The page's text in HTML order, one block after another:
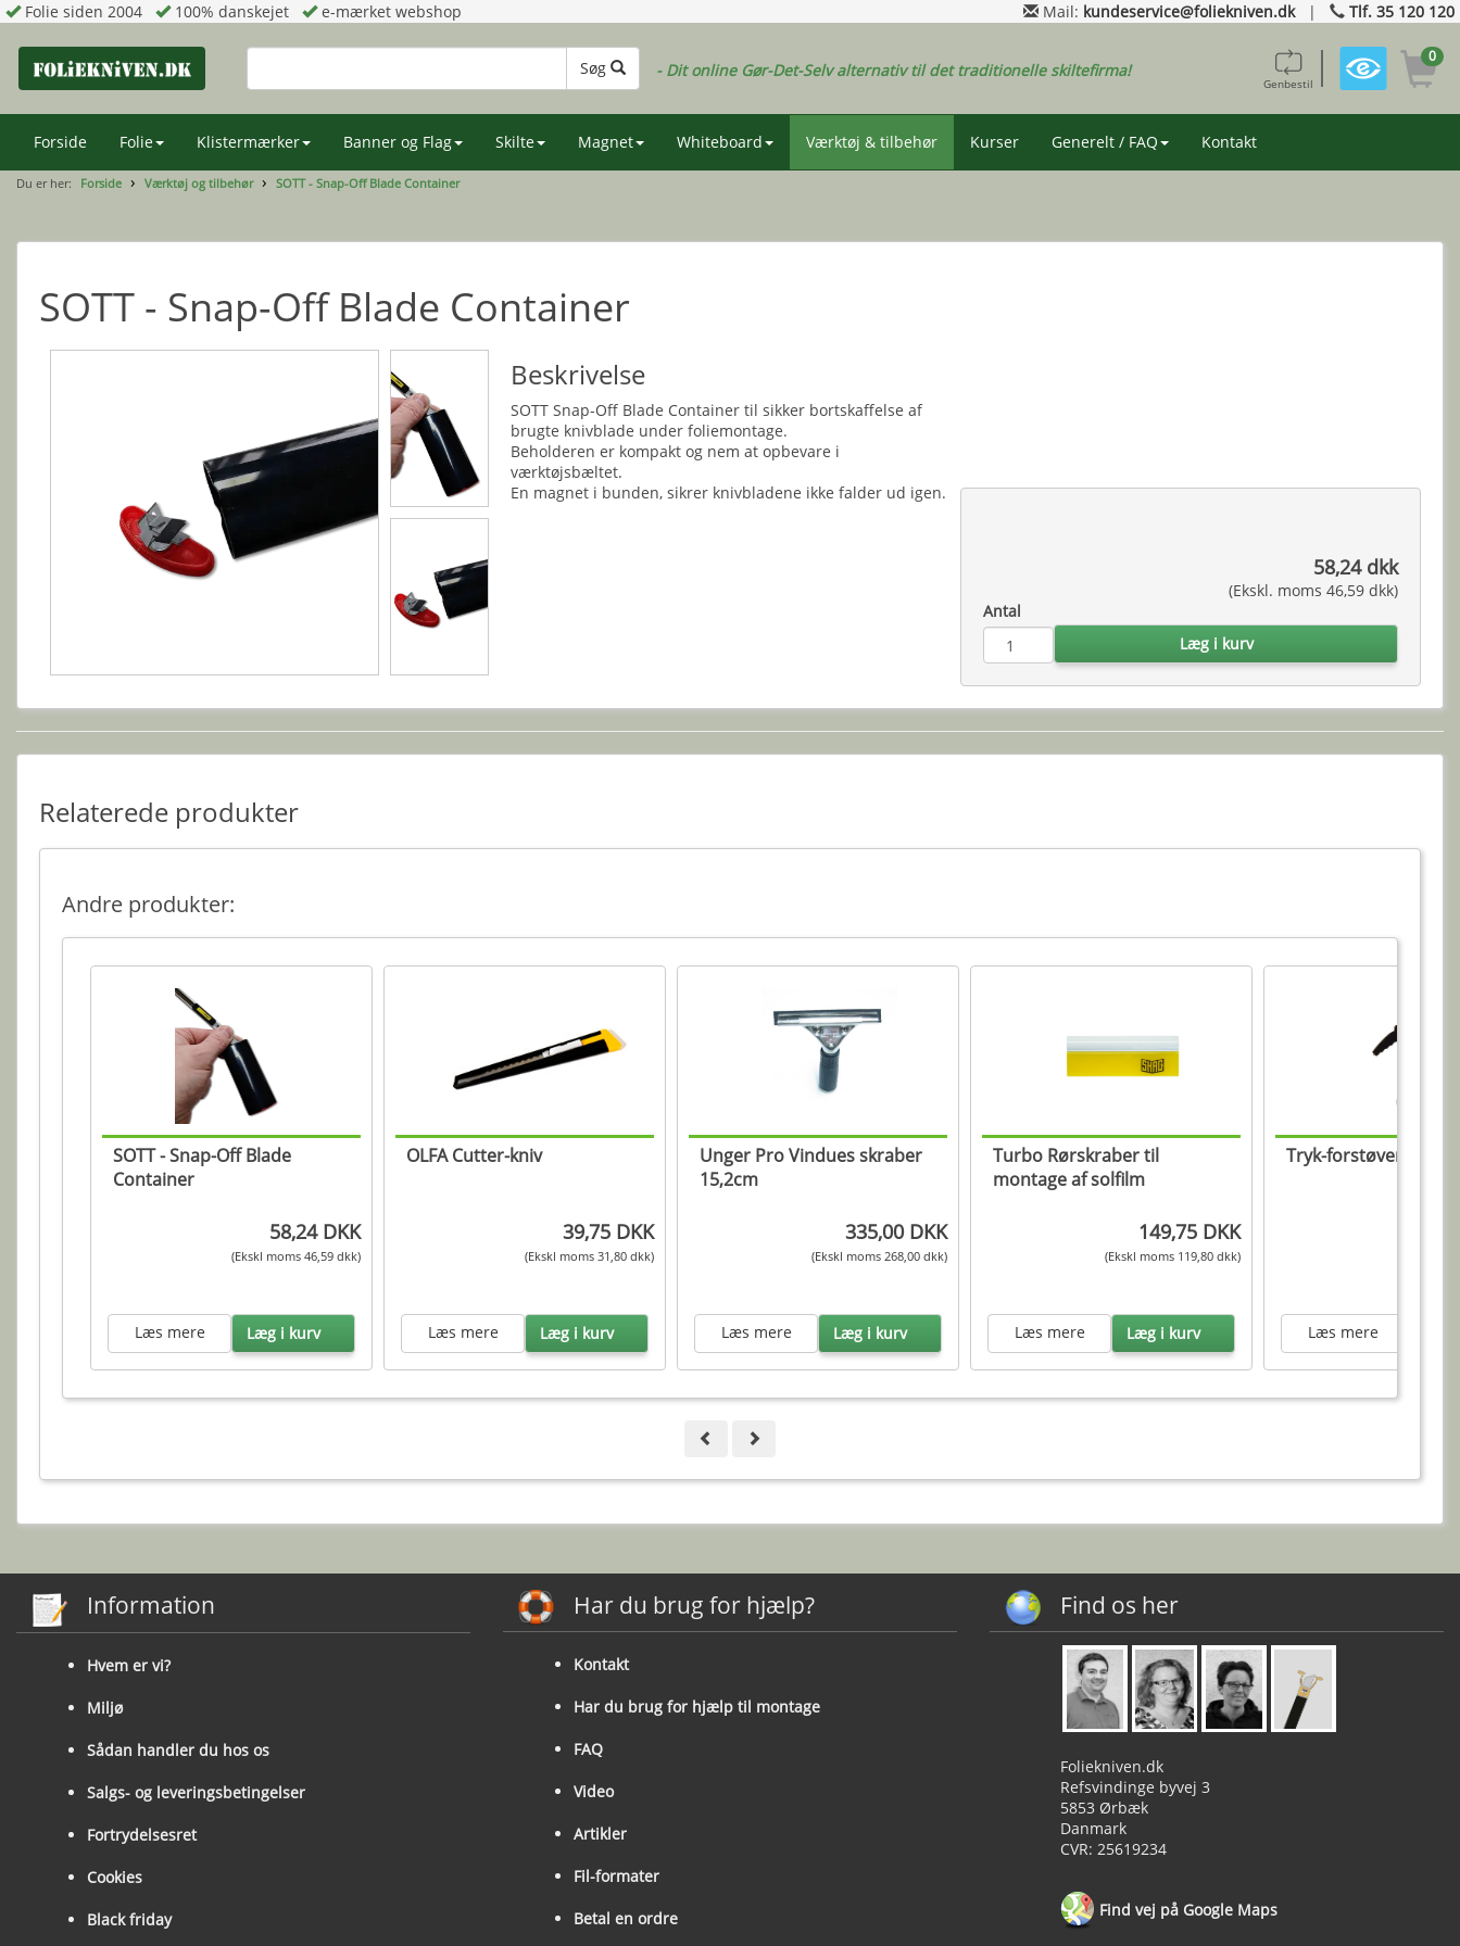
Folie siden 2004 100% danskejet e-mærket webshop Mail: kundeservice@foliekniven.dk| Tlf. 35 120 120
Søg - Dit online Gør-Det-Selv alternativ til det traditionelle skiltefirma!
Genbestil
0
Forside Folie Klistermærker Banner og Flag Skilte Magnet Whiteboard Værktøj & tilbehør Kurser Generelt / FAQ Kontakt
Du er her: Forside Værktøj og tilbehør SOTT - Snap-Off Blade Container
SOTT - Snap-Off Blade Container
Beskrivelse
SOTT Snap-Off Blade Container til sikker bortskaffelse af
brugte knivblade under foliemontage.
Beholderen er kompakt og nem at opbevare i
værktøjsbæltet.
En magnet i bunden, sikrer knivbladene ikke falder ud igen.
58,24 dkk
(Ekskl. moms 46,59 dkk)
Antal
Læg i kurv
Relaterede produkter
Andre produkter:
SOTT - Snap-Off Blade
Container
58,24 DKK
(Ekskl moms 46,59 dkk)
Læs mere Læg i kurv
OLFA Cutter-kniv
39,75 DKK
(Ekskl moms 31,80 dkk)
Læs mere Læg i kurv
Unger Pro Vindues skraber
15,2cm
335,00 DKK
(Ekskl moms 268,00 dkk)
Læs mere Læg i kurv
Turbo Rørskraber til
montage af solfilm
149,75 DKK
(Ekskl moms 119,80 dkk)
Læs mere Læg i kurv
Tryk-forstøver
Læs mere
Information
Hvem er vi?
Miljø
Sådan handler du hos os
Salgs- og leveringsbetingelser
Fortrydelsesret
Cookies
Black friday
Har du brug for hjælp?
Kontakt
Har du brug for hjælp til montage
FAQ
Video
Artikler
Fil-formater
Betal en ordre
Find os her
Foliekniven.dk
Refsvindinge byvej 3
5853 Ørbæk
Danmark
CVR: 25619234
Find vej på Google Maps